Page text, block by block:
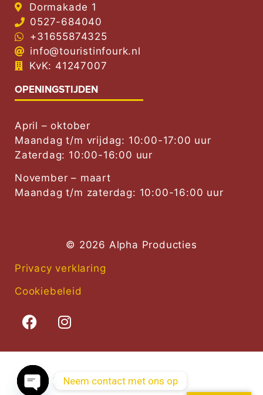
Dormakade 1
0527-684040
+31655874325
info@touristinfourk.nl
KvK: 41247007
OPENINGSTIJDEN
April – oktober
Maandag t/m vrijdag: 10:00-17:00 uur
Zaterdag: 10:00-16:00 uur
November – maart
Maandag t/m zaterdag: 10:00-16:00 uur
© 2026 Alpha Producties
Privacy verklaring
Cookiebeleid
Neem contact met ons op